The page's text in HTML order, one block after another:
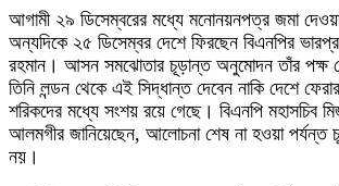
আগামী ২৯ ডিসেম্বরের মধ্যে মনোনয়নপত্র জমা
অন্যদিকে ২৫ ডিসেম্বর দেশে ফিরছেন বিএনপির
রহমান। আসন সমঝোতার চূড়ান্ত অনুমোদন তাঁর পক্ষ
তিনি লন্ডন থেকে এই সিদ্ধান্ত দেবেন নাকি দেশে
শরিকদের মধ্যে সংশয় রয়ে গেছে। বিএনপি মহাসচিব
আলমগীর জানিয়েছেন, আলোচনা শেষ না হওয়া পর্যন্ত
নয়।